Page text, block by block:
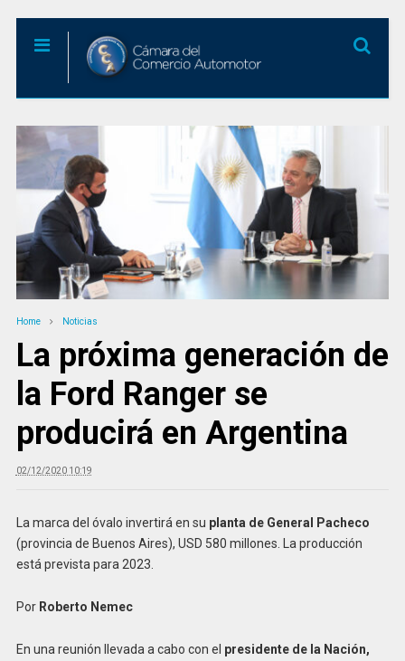
Home Noticias
La próxima generación de
la Ford Ranger se
producirá en Argentina
02/12/2020 10:19
La marca del óvalo invertirá en su planta de General Pacheco
(provincia de Buenos Aires), USD 580 millones. La producción
está prevista para 2023.
Por Roberto Nemec
En una reunión llevada a cabo con el presidente de la Nación,